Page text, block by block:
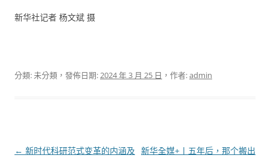
新华社记者 杨文斌 摄
分類: 未分類，發佈日期:2024 年 3 月 25 日 ，作者:admin
文
← 新时代科研范式变革的内涵及 新华全媒+丨五年后，那个搬出